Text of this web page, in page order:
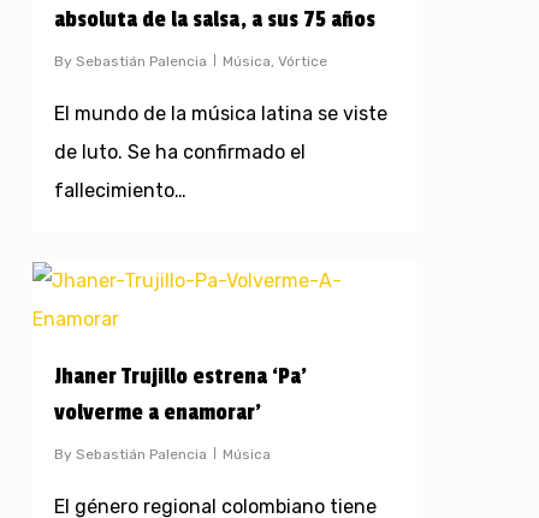
absoluta de la salsa, a sus 75 años
By Sebastián Palencia Música, Vórtice
El mundo de la música latina se viste
de luto. Se ha confirmado el
fallecimiento…
Jhaner Trujillo estrena ‘Pa’
volverme a enamorar’
By Sebastián Palencia Música
El género regional colombiano tiene